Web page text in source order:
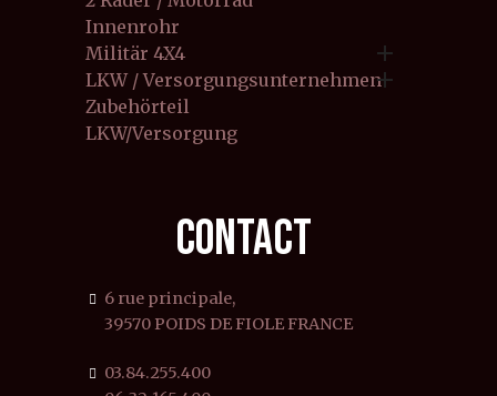
Innenrohr
Militär 4X4

LKW / Versorgungsunternehmen
Zubehörteil
LKW/Versorgung
CONTACT
6 rue principale,
39570 POIDS DE FIOLE FRANCE
03.84.255.400